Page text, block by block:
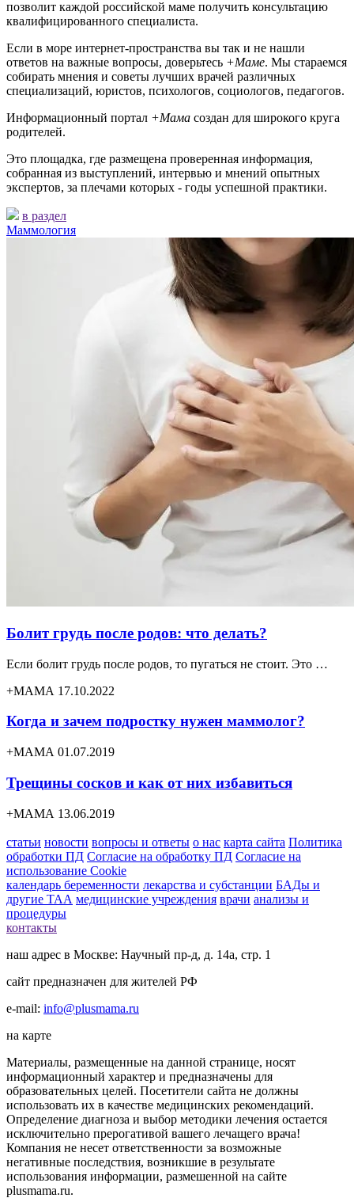
позволит каждой российской маме получить консультацию
квалифицированного специалиста.
Если в море интернет-пространства вы так и не нашли
ответов на важные вопросы, доверьтесь +Маме. Мы стараемся
собирать мнения и советы лучших врачей различных
специализаций, юристов, психологов, социологов, педагогов.
Информационный портал +Мама создан для широкого круга
родителей.
Это площадка, где размещена проверенная информация,
собранная из выступлений, интервью и мнений опытных
экспертов, за плечами которых - годы успешной практики.
в раздел
Маммология
Болит грудь после родов: что делать?
Если болит грудь после родов, то пугаться не стоит. Это …
+МАМА 17.10.2022
Когда и зачем подростку нужен маммолог?
+МАМА 01.07.2019
Трещины сосков и как от них избавиться
+МАМА 13.06.2019
статьи новости вопросы и ответы о нас карта сайта Политика
обработки ПД Согласие на обработку ПД Согласие на
использование Cookie
календарь беременности лекарства и субстанции БАДы и
другие ТАА медицинские учреждения врачи анализы и
процедуры
контакты
наш адрес в Москве: Научный пр-д, д. 14а, стр. 1
сайт предназначен для жителей РФ
e-mail: info@plusmama.ru
на карте
Материалы, размещенные на данной странице, носят
информационный характер и предназначены для
образовательных целей. Посетители сайта не должны
использовать их в качестве медицинских рекомендаций.
Определение диагноза и выбор методики лечения остается
исключительно прерогативой вашего лечащего врача!
Компания не несет ответственности за возможные
негативные последствия, возникшие в результате
использования информации, размешенной на сайте
plusmama.ru.